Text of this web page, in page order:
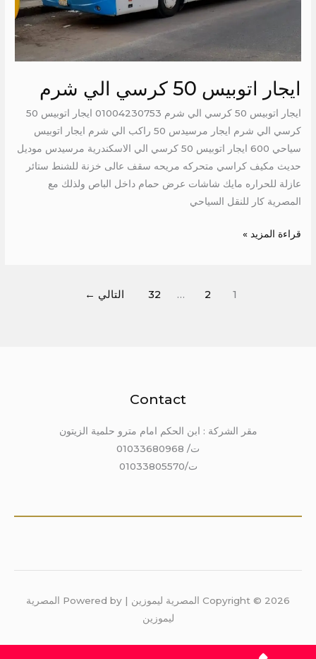
ايجار اتوبيس 50 كرسي الي شرم
ايجار اتوبيس 50 كرسي الي شرم 01004230753 ايجار اتوبيس 50
كرسي الي شرم ايجار مرسيدس 50 راكب الي شرم ايجار اتوبيس
سياحي 600 ايجار اتوبيس 50 كرسي الي الاسكندرية مرسيدس موديل
حديث مكيف كراسي متحركه مريحه سقف عالى خزنة للشنط ستائر
عازلة للحراره مايك شاشات عرض حمام داخل الباص ولذلك مع
المصرية كار للنقل السياحي
قراءة المزيد »
1
2
…
32 التالي ←
Contact
مقر الشركة : ابن الحكم امام مترو حلمية الزيتون
ت/ 01033680968
ت/01033805570
Copyright © 2026 المصرية ليموزين | Powered by المصرية
ليموزين